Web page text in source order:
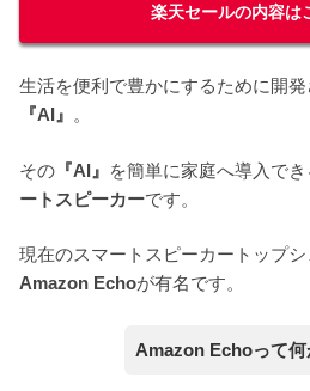
楽天セールの内容は
生活を便利で豊かにするために開
『AI』 。
その 『AI』 を簡単に家庭へ導入で
ートスピーカーです。
現在のスマートスピーカートップシ
Amazon Echoが有名です。
Amazon Echoって何